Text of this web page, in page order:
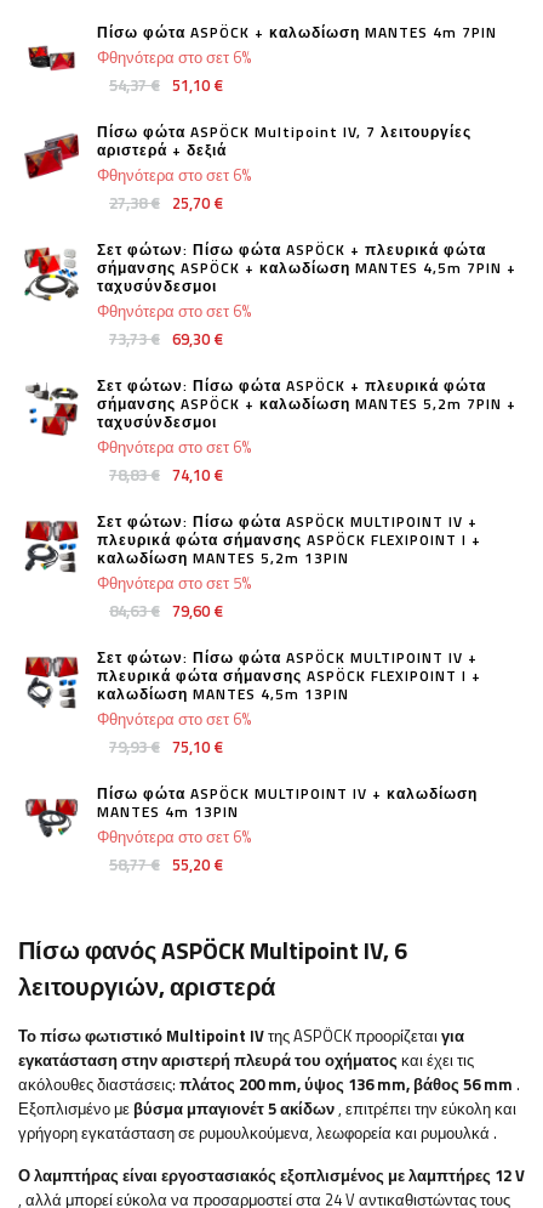
Πίσω φώτα ASPÖCK + καλωδίωση MANTES 4m 7PIN
54,37 € 51,10 €
Φθηνότερα στο σετ 6%
Πίσω φώτα ASPÖCK Multipoint IV, 7 λειτουργίες
αριστερά + δεξιά
27,38 € 25,70 €
Φθηνότερα στο σετ 6%
Σετ φώτων: Πίσω φώτα ASPÖCK + πλευρικά φώτα
σήμανσης ASPÖCK + καλωδίωση MANTES 4,5m 7PIN +
ταχυσύνδεσμοι
73,73 € 69,30 €
Φθηνότερα στο σετ 6%
Σετ φώτων: Πίσω φώτα ASPÖCK + πλευρικά φώτα
σήμανσης ASPÖCK + καλωδίωση MANTES 5,2m 7PIN +
ταχυσύνδεσμοι
78,83 € 74,10 €
Φθηνότερα στο σετ 6%
Σετ φώτων: Πίσω φώτα ASPÖCK MULTIPOINT IV +
πλευρικά φώτα σήμανσης ASPÖCK FLEXIPOINT I +
καλωδίωση MANTES 5,2m 13PIN
84,63 € 79,60 €
Φθηνότερα στο σετ 5%
Σετ φώτων: Πίσω φώτα ASPÖCK MULTIPOINT IV +
πλευρικά φώτα σήμανσης ASPÖCK FLEXIPOINT I +
καλωδίωση MANTES 4,5m 13PIN
79,93 € 75,10 €
Φθηνότερα στο σετ 6%
Πίσω φώτα ASPÖCK MULTIPOINT IV + καλωδίωση
MANTES 4m 13PIN
58,77 € 55,20 €
Φθηνότερα στο σετ 6%
Πίσω φανός ASPÖCK Multipoint IV, 6
λειτουργιών, αριστερά
Το πίσω φωτιστικό Multipoint IVτης ASPÖCK προορίζεταιγια
εγκατάσταση στην αριστερή πλευρά του οχήματοςκαι έχει τις
ακόλουθες διαστάσεις: πλάτος 200 mm, ύψος 136 mm, βάθος 56 mm .
Εξοπλισμένο με βύσμα μπαγιονέτ 5 ακίδων, επιτρέπει την εύκολη και
γρήγορη εγκατάστασησε ρυμουλκούμενα, λεωφορεία και ρυμουλκά .
Ο λαμπτήρας είναι εργοστασιακός εξοπλισμένος με λαμπτήρες 12 V
, αλλά μπορεί εύκολα να προσαρμοστεί στα 24 V αντικαθιστώντας τους